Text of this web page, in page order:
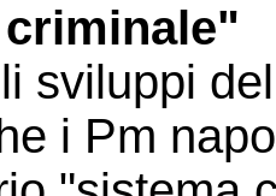
sviluppi
i Pm